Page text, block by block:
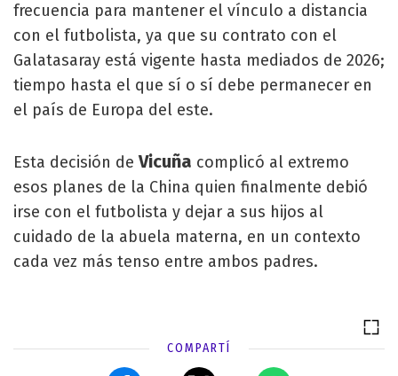
frecuencia para mantener el vínculo a distancia
con el futbolista, ya que su contrato con el
Galatasaray está vigente hasta mediados de 2026;
tiempo hasta el que sí o sí debe permanecer en
el país de Europa del este.
Esta decisión deVicuña complicó al extremo
esos planes de la China quien finalmente debió
irse con el futbolista y dejar a sus hijos al
cuidado de la abuela materna, en un contexto
cada vez más tenso entre ambos padres.
COMPARTÍ